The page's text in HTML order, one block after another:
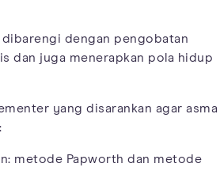
dengan pengobatan
dan juga menerapkan pola hidup
yang disarankan agar asma
metode Papworth dan metode